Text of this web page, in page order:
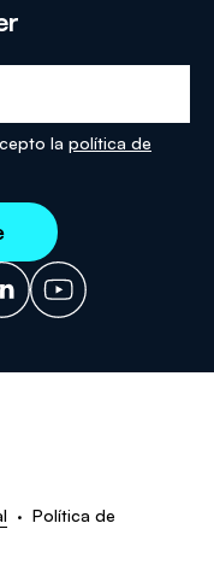
la política de
· Política de